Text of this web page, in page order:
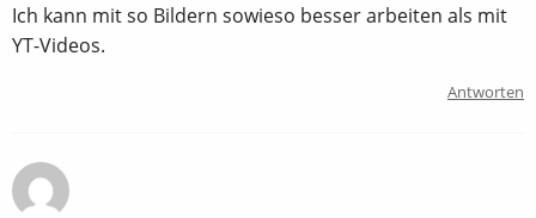
Ich kann mit so Bildern sowieso besser arbeiten als mit
YT-Videos.
Antworten